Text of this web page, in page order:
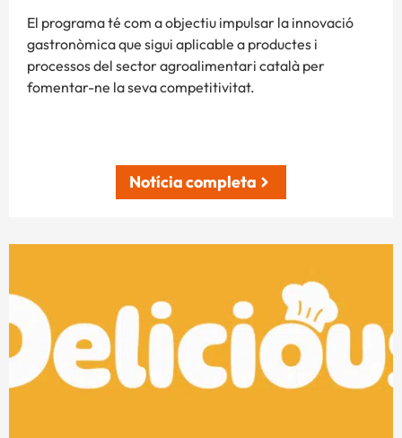
El programa té com a objectiu impulsar la innovació
gastronòmica que sigui aplicable a productes i
processos del sector agroalimentari català per
fomentar-ne la seva competitivitat.
Notícia completa